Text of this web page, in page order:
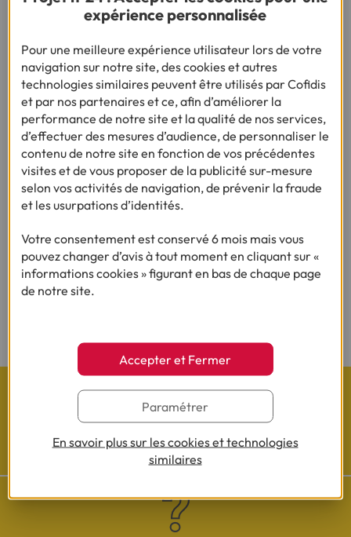
Comment calculer le montant du prêt en
Est-il possible d’améliorer mon éligibilité à un
prêt avec un revenu modeste ?
Besoin d'en savoir plus sur le crédit ?
(1) Vous recevrez ensuite un contrat pré-rempli qu'il vous faudra nous
renvoyer complété, daté, signé et accompagné des justificatifs demandés en
vue d'une acceptation définitive.
Les actualités Cofidis
expérience personnalisée
Pour une meilleure expérience utilisateur lors de votre
navigation sur notre site, des cookies et autres
technologies similaires peuvent être utilisés par Cofidis
et par nos partenaires et ce, afin d’améliorer la
performance de notre site et la qualité de nos services,
d’effectuer des mesures d’audience, de personnaliser le
contenu de notre site en fonction de vos précédentes
visites et de vous proposer de la publicité sur-mesure
selon vos activités de navigation, de prévenir la fraude
et les usurpations d’identités.
Votre consentement est conservé 6 mois mais vous
pouvez changer d’avis à tout moment en cliquant sur «
informations cookies » figurant en bas de chaque page
de notre site.
Accepter et Fermer
Paramétrer
En savoir plus sur les cookies et technologies
similaires